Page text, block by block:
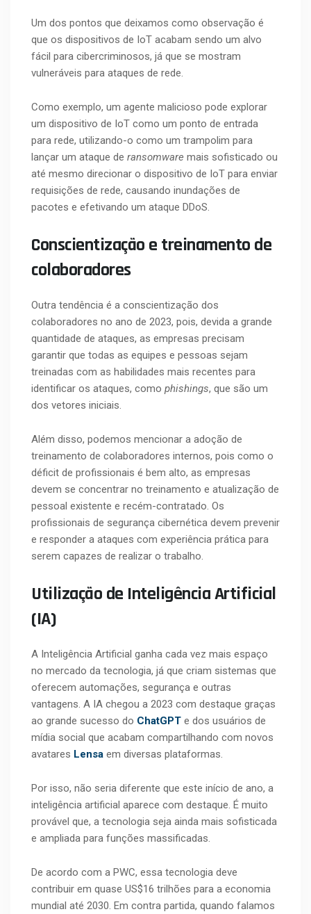
Um dos pontos que deixamos como observação é
que os dispositivos de IoT acabam sendo um alvo
fácil para cibercriminosos, já que se mostram
vulneráveis para ataques de rede.
Como exemplo, um agente malicioso pode explorar
um dispositivo de IoT como um ponto de entrada
para rede, utilizando-o como um trampolim para
lançar um ataque de ransomware mais sofisticado ou
até mesmo direcionar o dispositivo de IoT para enviar
requisições de rede, causando inundações de
pacotes e efetivando um ataque DDoS.
Conscientização e treinamento de
colaboradores
Outra tendência é a conscientização dos
colaboradores no ano de 2023, pois, devida a grande
quantidade de ataques, as empresas precisam
garantir que todas as equipes e pessoas sejam
treinadas com as habilidades mais recentes para
identificar os ataques, como phishings, que são um
dos vetores iniciais.
Além disso, podemos mencionar a adoção de
treinamento de colaboradores internos, pois como o
déficit de profissionais é bem alto, as empresas
devem se concentrar no treinamento e atualização de
pessoal existente e recém-contratado. Os
profissionais de segurança cibernética devem prevenir
e responder a ataques com experiência prática para
serem capazes de realizar o trabalho.
Utilização de Inteligência Artificial
(IA)
A Inteligência Artificial ganha cada vez mais espaço
no mercado da tecnologia, já que criam sistemas que
oferecem automações, segurança e outras
vantagens. A IA chegou a 2023 com destaque graças
ao grande sucesso do ChatGPT e dos usuários de
mídia social que acabam compartilhando com novos
avatares Lensa em diversas plataformas.
Por isso, não seria diferente que este início de ano, a
inteligência artificial aparece com destaque. É muito
provável que, a tecnologia seja ainda mais sofisticada
e ampliada para funções massificadas.
De acordo com a PWC, essa tecnologia deve
contribuir em quase US$16 trilhões para a economia
mundial até 2030. Em contra partida, quando falamos